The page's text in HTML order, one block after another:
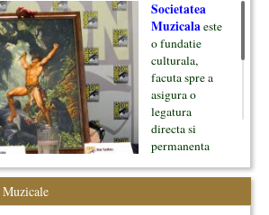
Societatea
Muzicalaeste
o fundatie
culturala,
facuta spre a
asigura o
legatura
directa si
permanenta
oamenii ei, pe